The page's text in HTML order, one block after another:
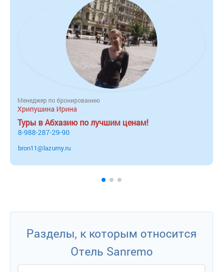
Менеджер по бронированию
Хрипушина Ирина
Туры в Абхазию по лучшим ценам!
8-988-287-29-90
bron11@lazurny.ru
Разделы, к которым относится
Отель Sanremo